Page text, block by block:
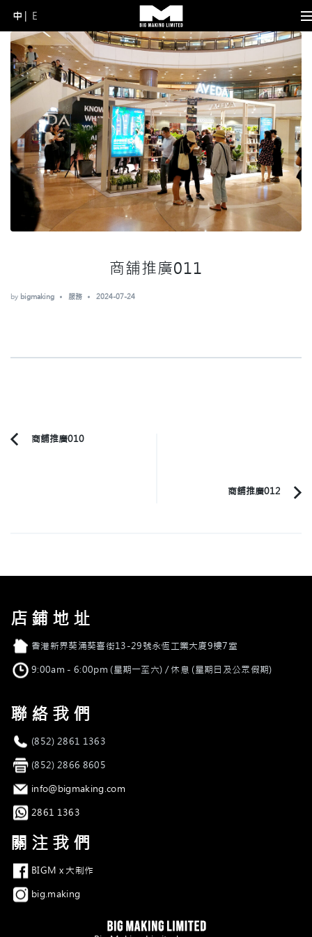
Skip
content
(Press
Enter)
中 E
商舖推廣011
by bigmaking 服務 2024-07-24
PostPrevious
商舖推廣010
商舖推廣012
店鋪地址
店舖地址香港新界葵涌葵喜街13-29號永恆工業大廈9樓7室
營業時間9:00am - 6:00pm (星期一至六) / 休息 (星期日及公眾假期)
聯絡我們
電話 (852) 2861 1363
傳真 (852) 2866 8605
電郵 info@bigmaking.com
Whatsapp
2861 1363
關注我們
Facebook
BIGM x 大制作
Instagram
big.making